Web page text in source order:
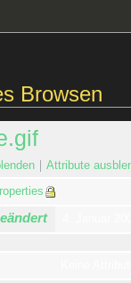
Browsen
Attribute